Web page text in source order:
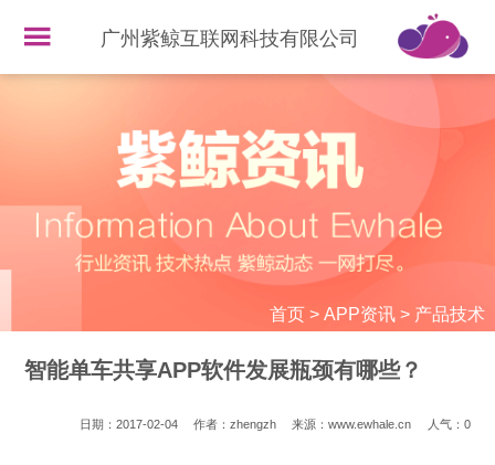
广州紫鲸互联网科技有限公司
首页> APP资讯> 产品技术
智能单车共享APP软件发展瓶颈有哪些？
日期：2017-02-04 作者：zhengzh 来源：www.ewhale.cn 人气： 0